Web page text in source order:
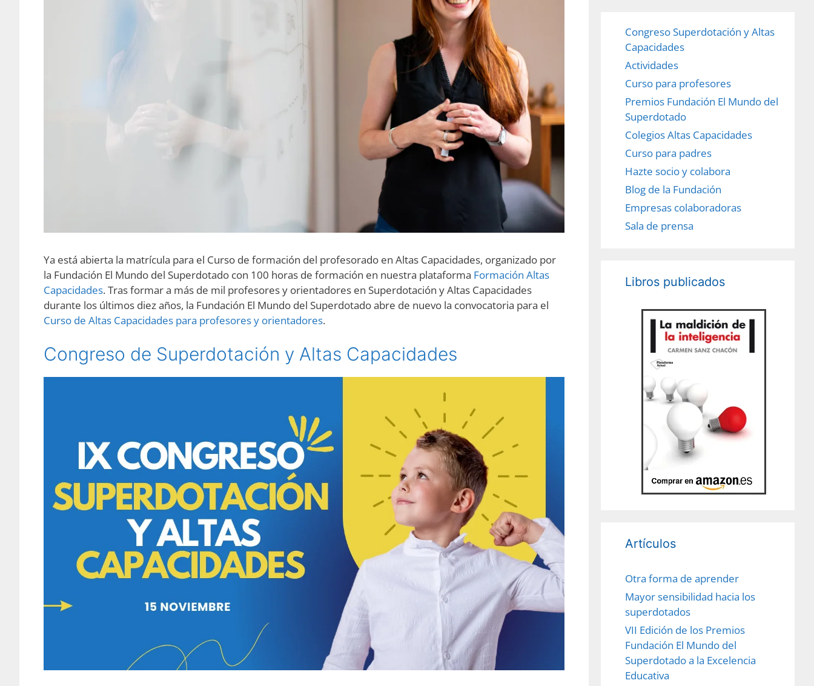
Ya está abierta la matrícula para el Curso de formación del profesorado en Altas Capacidades, organizado por
la Fundación El Mundo del Superdotado con 100 horas de formación en nuestra plataforma Formación Altas
Capacidades. Tras formar a más de mil profesores y orientadores en Superdotación y Altas Capacidades
durante los últimos diez años, la Fundación El Mundo del Superdotado abre de nuevo la convocatoria para el
Curso de Altas Capacidades para profesores y orientadores.
Congreso de Superdotación y Altas Capacidades
Congreso Superdotación y Altas
Capacidades
Actividades
Curso para profesores
Premios Fundación El Mundo del
Superdotado
Colegios Altas Capacidades
Curso para padres
Hazte socio y colabora
Blog de la Fundación
Empresas colaboradoras
Sala de prensa
Libros publicados
Artículos
Otra forma de aprender
Mayor sensibilidad hacia los
superdotados
VII Edición de los Premios
Fundación El Mundo del
Superdotado a la Excelencia
Educativa